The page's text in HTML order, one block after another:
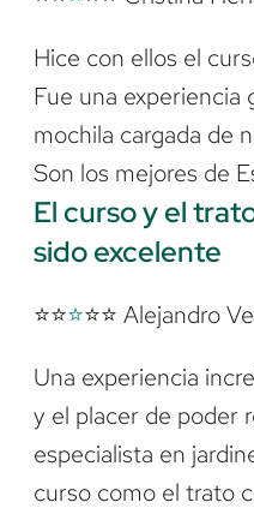
Hice con ellos el
Fue una experiencia
mochila cargada de
Son los mejores de
El curso y el
sido excelente
⭐⭐⭐⭐⭐ Alejandro
Una experiencia
y el placer de poder
especialista en
curso como el trato